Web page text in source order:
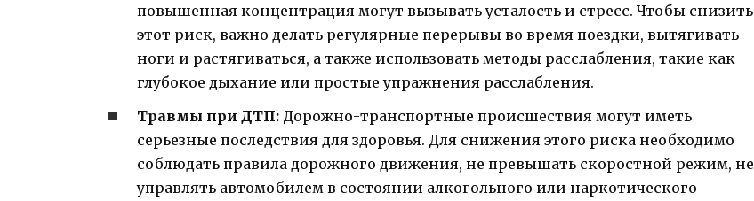
повышенная концентрация могут вызывать усталость и стресс. Чтобы снизить
этот риск, важно делать регулярные перерывы во время поездки, вытягивать
ноги и растягиваться, а также использовать методы расслабления, такие как
глубокое дыхание или простые упражнения расслабления.
Травмы при ДТП: Дорожно-транспортные происшествия могут иметь
серьезные последствия для здоровья. Для снижения этого риска необходимо
соблюдать правила дорожного движения, не превышать скоростной режим, не
управлять автомобилем в состоянии алкогольного или наркотического